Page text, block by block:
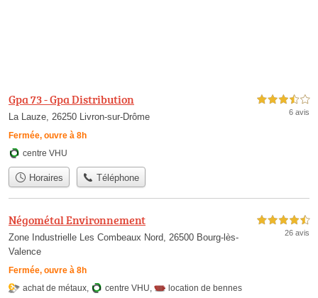
Gpa 73 - Gpa Distribution
La Lauze, 26250 Livron-sur-Drôme
Fermée, ouvre à 8h
3,5 étoiles sur 5
6 avis
centre VHU
Horaires Téléphone
Négométal Environnement
Zone Industrielle Les Combeaux Nord, 26500 Bourg-lès-
Valence
Fermée, ouvre à 8h
4,5 étoiles sur 5
26 avis
achat de métaux centre VHU location de bennes